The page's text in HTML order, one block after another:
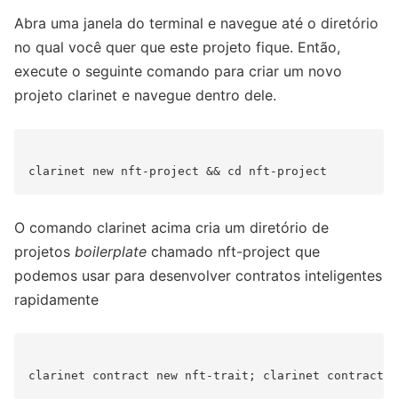
Abra uma janela do terminal e navegue até o diretório
no qual você quer que este projeto fique. Então,
execute o seguinte comando para criar um novo
projeto clarinet e navegue dentro dele.
O comando clarinet acima cria um diretório de
projetos boilerplate chamado nft-project que
podemos usar para desenvolver contratos inteligentes
rapidamente